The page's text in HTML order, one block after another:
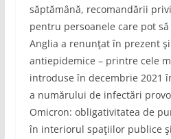
săptămână, recomandării
pentru persoanele care pot
Anglia a renunţat în prezent
antiepidemice – printre cele
introduse în decembrie 2021
a numărului de infectări
Omicron: obligativitatea de
în interiorul spaţiilor publice